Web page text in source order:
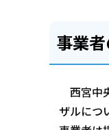
事業
西宮中
ザルにつ